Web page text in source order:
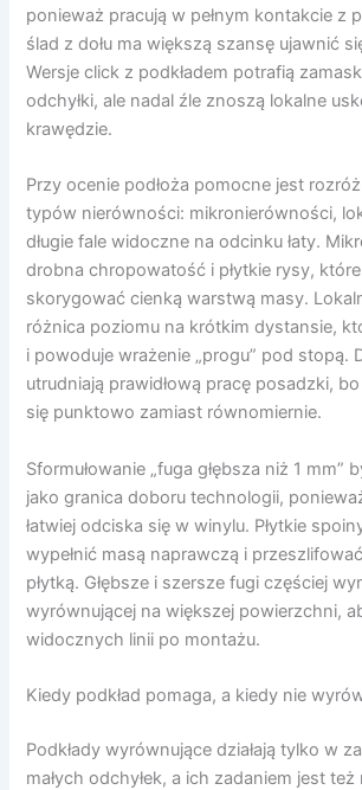
ponieważ pracują w pełnym kontakcie z
ślad z dołu ma większą szansę ujawnić
Wersje click z podkładem potrafią
odchyłki, ale nadal źle znoszą lokalne
krawędzie.
Przy ocenie podłoża pomocne jest
typów nierówności: mikronierówności,
długie fale widoczne na odcinku łaty.
drobna chropowatość i płytkie rysy,
skorygować cienką warstwą masy.
różnica poziomu na krótkim dystansie,
i powoduje wrażenie „progu” pod stopą.
utrudniają prawidłową pracę posadzki,
się punktowo zamiast równomiernie.
Sformułowanie „fuga głębsza niż 1 mm”
jako granica doboru technologii,
łatwiej odciska się w winylu. Płytkie
wypełnić masą naprawczą i
płytką. Głębsze i szersze fugi częściej
wyrównującej na większej powierzchni,
widocznych linii po montażu.
Kiedy podkład pomaga, a kiedy nie
Podkłady wyrównujące działają tylko w
małych odchyłek, a ich zadaniem jest też